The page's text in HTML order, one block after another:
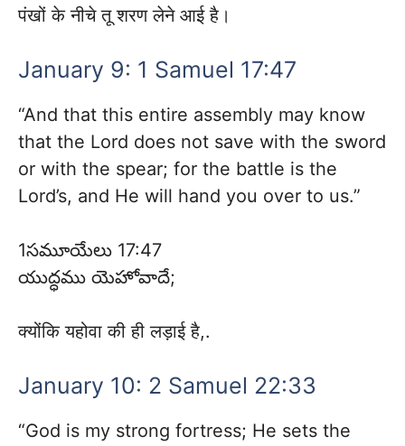
पंखों के नीचे तू शरण लेने आई है।
January 9: 1 Samuel 17:47
“And that this entire assembly may know
that the Lord does not save with the sword
or with the spear; for the battle is the
Lord’s, and He will hand you over to us.”
1సమూయేలు 17:47
​​యుద్ధము యెహోవాదే;
क्योंकि यहोवा की ही लड़ाई है,.
January 10: 2 Samuel 22:33
“God is my strong fortress; He sets the